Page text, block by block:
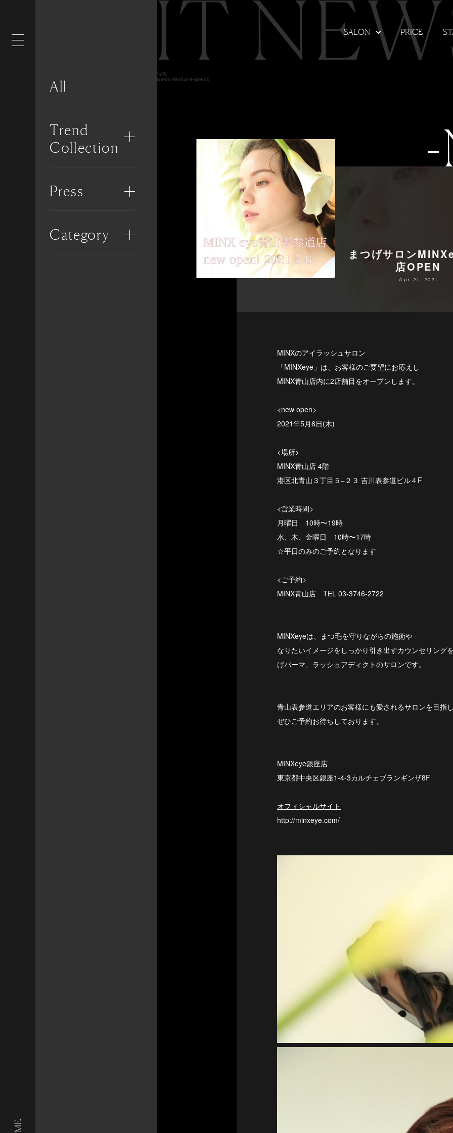
All
Trend
Collection
Press
Category
SALON PRICE
IT
特集
news-feature-press
まつげサロン
店OPEN
Apr 21, 2021
MINXのアイラッシュサロン
「MINXeye」は、お客様のご要望にお応えし
MINX青山店内に2店舗目をオープンします。
<new open >
2021年5月6日(木)
<場所 >
MINX青山店 4階
港区北青山３丁目５−２３ 吉川表参道ビル４F
<営業時間 >
月曜日 10時〜19時
水、木、金曜日 10時〜17時
☆平日のみのご予約となります
<ご予約 >
MINX青山店 TEL 03-3746-2722
MINXeyeは、まつ毛を守りながらの施術や
なりたいイメージをしっかり引き出すカウンセリング
げパーマ、ラッシュアディクトのサロンです。
青山表参道エリアのお客様にも愛されるサロンを目指
ぜひご予約お待ちしております。
MINXeye銀座店
東京都中央区銀座1-4-3カルチェブランギンザ8F
オフィシャルサイト
http://minxeye.com/